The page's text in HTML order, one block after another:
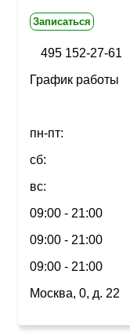
Записаться
495 152-27-61
График работы
пн-пт:
сб:
вс:
09:00 - 21:00
09:00 - 21:00
09:00 - 21:00
Москва, 0, д. 22